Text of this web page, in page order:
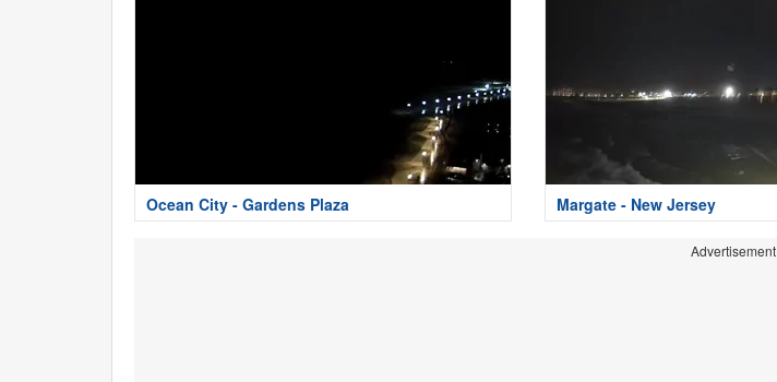
Ocean City - Gardens Plaza Margate - New Jersey
Advertisement